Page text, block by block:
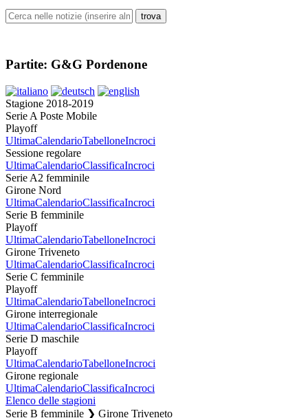
Partite: G&G Pordenone
Stagione 2018-2019
Serie A Poste Mobile
Playoff
UltimaCalendarioTabelloneIncroci
Sessione regolare
UltimaCalendarioClassificaIncroci
Serie A2 femminile
Girone Nord
UltimaCalendarioClassificaIncroci
Serie B femminile
Playoff
UltimaCalendarioTabelloneIncroci
Girone Triveneto
UltimaCalendarioClassificaIncroci
Serie C femminile
Playoff
UltimaCalendarioTabelloneIncroci
Girone interregionale
UltimaCalendarioClassificaIncroci
Serie D maschile
Playoff
UltimaCalendarioTabelloneIncroci
Girone regionale
UltimaCalendarioClassificaIncroci
Elenco delle stagioni
Serie B femminile ❯ Girone Triveneto